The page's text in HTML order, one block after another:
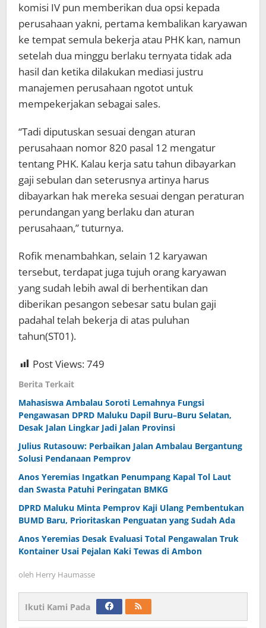
komisi IV pun memberikan dua opsi kepada
perusahaan yakni, pertama kembalikan karyawan
ke tempat semula bekerja atau PHK kan, namun
setelah dua minggu berlaku ternyata tidak ada
hasil dan ketika dilakukan mediasi justru
manajemen perusahaan ngotot untuk
mempekerjakan sebagai sales.
“Tadi diputuskan sesuai dengan aturan
perusahaan nomor 820 pasal 12 mengatur
tentang PHK. Kalau kerja satu tahun dibayarkan
gaji sebulan dan seterusnya artinya harus
dibayarkan hak mereka sesuai dengan peraturan
perundangan yang berlaku dan aturan
perusahaan,” tuturnya.
Rofik menambahkan, selain 12 karyawan
tersebut, terdapat juga tujuh orang karyawan
yang sudah lebih awal di berhentikan dan
diberikan pesangon sebesar satu bulan gaji
padahal telah bekerja di atas puluhan
tahun(ST01).
Post Views:749
Berita Terkait
Mahasiswa Ambalau Soroti Lemahnya Fungsi
Pengawasan DPRD Maluku Dapil Buru–Buru Selatan,
Desak Jalan Lingkar Jadi Jalan Provinsi
Julius Rutasouw: Perbaikan Jalan Ambalau Bergantung
Solusi Pendanaan Pemprov
Anos Yeremias Ingatkan Penumpang Kapal Tol Laut
dan Swasta Patuhi Peringatan BMKG
DPRD Maluku Minta Pemprov Kaji Ulang Pembentukan
BUMD Baru, Prioritaskan Penguatan yang Sudah Ada
Anos Yeremias Desak Evaluasi Total Pengawalan Truk
Kontainer Usai Pejalan Kaki Tewas di Ambon
oleh Herry Haumasse
Ikuti Kami Pada